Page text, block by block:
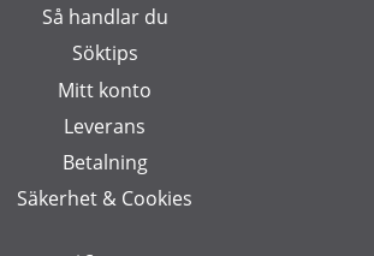
Så handlar du
Söktips
Mitt konto
Leverans
Betalning
Säkerhet & Cookies